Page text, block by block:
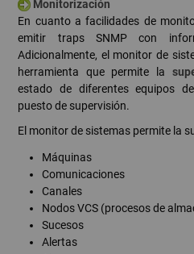
Monitorización
En cuanto a facilidades de
emitir traps SNMP con
Adicionalmente, el monitor de
herramienta que permite la
estado de diferentes equipos
puesto de supervisión.
El monitor de sistemas permite la
Máquinas
Comunicaciones
Canales
Nodos VCS (procesos de
Sucesos
Alertas